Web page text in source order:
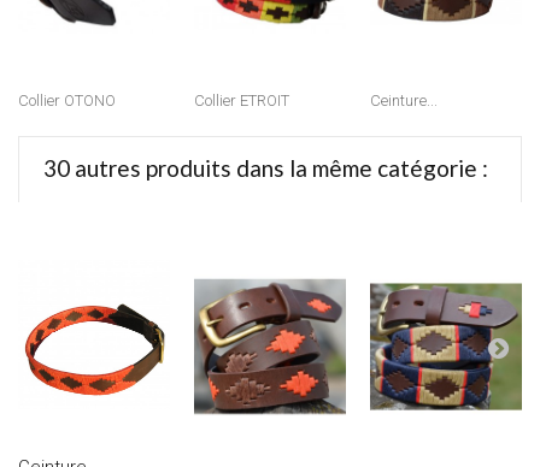
Collier OTONO Collier ETROIT Ceinture...
30 autres produits dans la même catégorie :